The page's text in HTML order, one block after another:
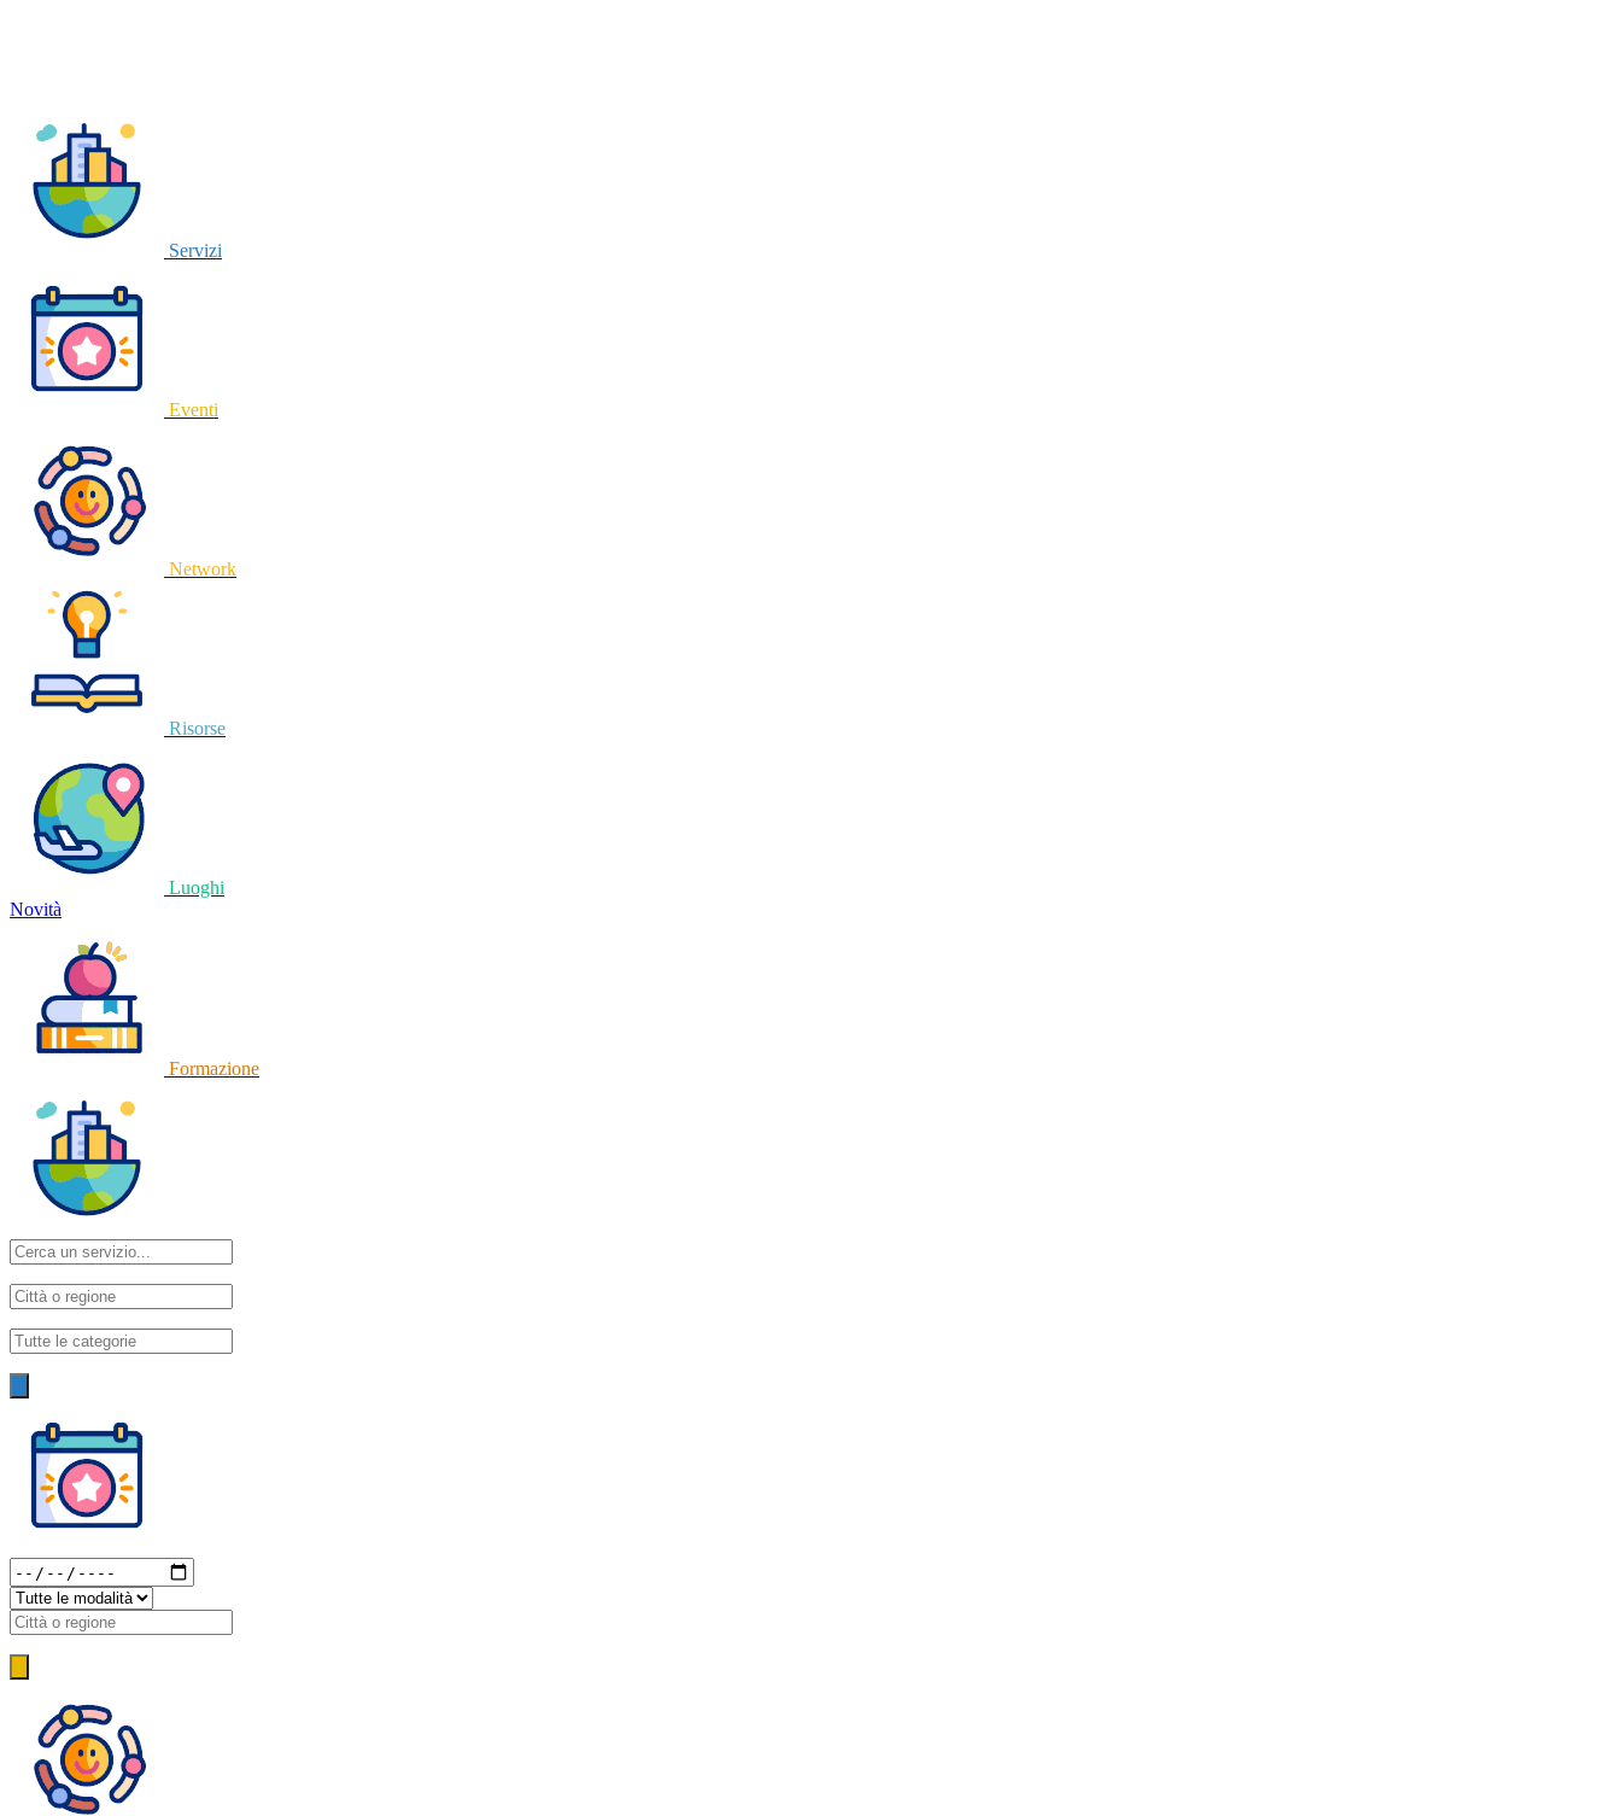
Servizi
Eventi
Network
Risorse
Luoghi
Novità
Formazione